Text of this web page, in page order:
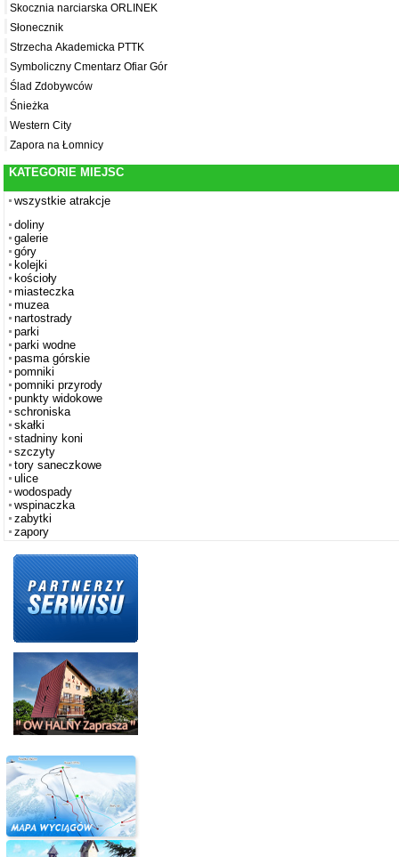
Skocznia narciarska ORLINEK
Słonecznik
Strzecha Akademicka PTTK
Symboliczny Cmentarz Ofiar Gór
Ślad Zdobywców
Śnieżka
Western City
Zapora na Łomnicy
KATEGORIE MIEJSC
wszystkie atrakcje
doliny
galerie
góry
kolejki
kościoły
miasteczka
muzea
nartostrady
parki
parki wodne
pasma górskie
pomniki
pomniki przyrody
punkty widokowe
schroniska
skałki
stadniny koni
szczyty
tory saneczkowe
ulice
wodospady
wspinaczka
zabytki
zapory